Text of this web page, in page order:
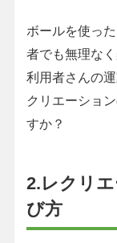
ボールを使っ
者でも無理な
利用者さんの
クリエーショ
すか？
2.レクリ
び方